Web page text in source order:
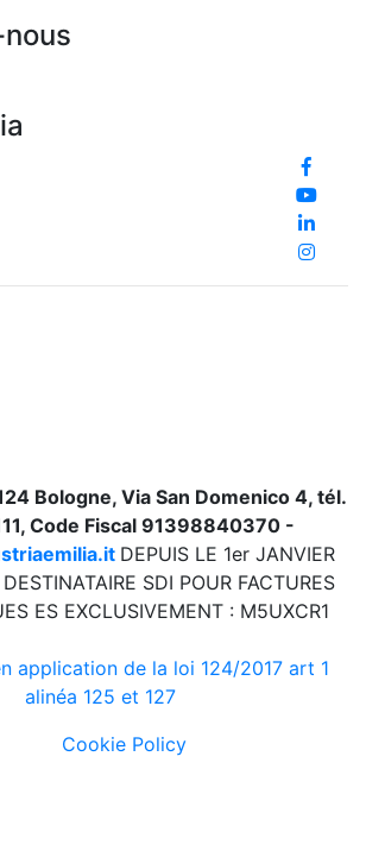
Bologne, Via San Domenico 4, tél.
Code Fiscal 91398840370 -
DEPUIS LE 1er JANVIER
SDI POUR FACTURES
ES EXCLUSIVEMENT : M5UXCR1
application de la loi 124/2017 art 1
alinéa 125 et 127
Cookie Policy